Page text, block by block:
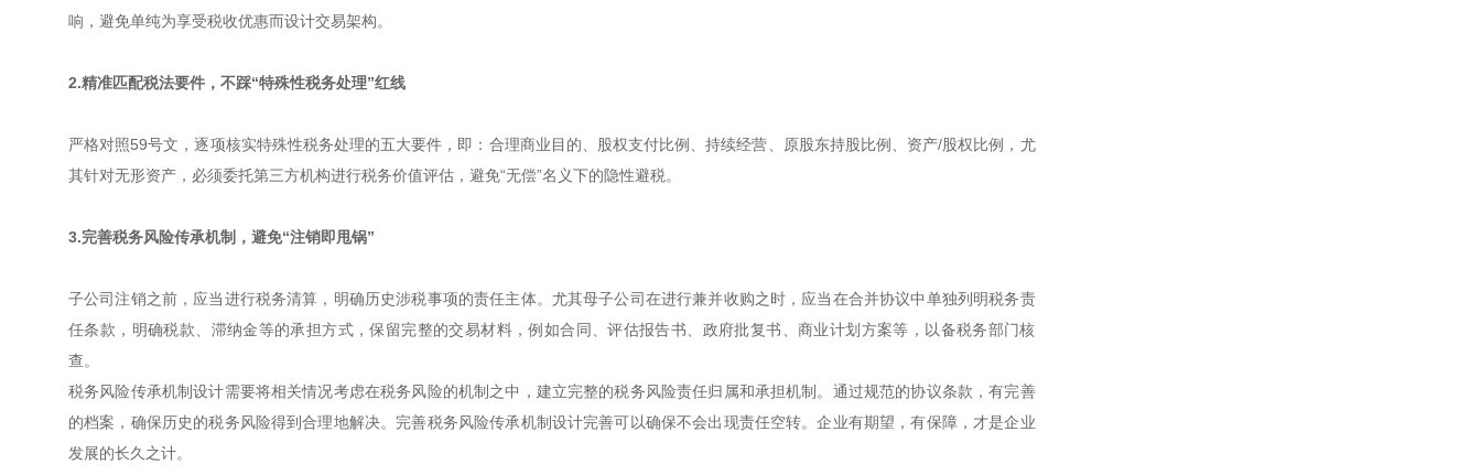
响，避免单纯为享受税收优惠而设计交易架构。
2.精准匹配税法要件，不踩“特殊性税务处理”红线
严格对照59号文，逐项核实特殊性税务处理的五大要件，即：合理商业目的、股权支付比例、持续经营、原股东持股比例、资产/股权比例，尤
其针对无形资产，必须委托第三方机构进行税务价值评估，避免“无偿”名义下的隐性避税。
3.完善税务风险传承机制，避免“注销即甩锅”
子公司注销之前，应当进行税务清算，明确历史涉税事项的责任主体。尤其母子公司在进行兼并收购之时，应当在合并协议中单独列明税务责
任条款，明确税款、滞纳金等的承担方式，保留完整的交易材料，例如合同、评估报告书、政府批复书、商业计划方案等，以备税务部门核
查。
税务风险传承机制设计需要将相关情况考虑在税务风险的机制之中，建立完整的税务风险责任归属和承担机制。通过规范的协议条款，有完善
的档案，确保历史的税务风险得到合理地解决。完善税务风险传承机制设计完善可以确保不会出现责任空转。企业有期望，有保障，才是企业
发展的长久之计。